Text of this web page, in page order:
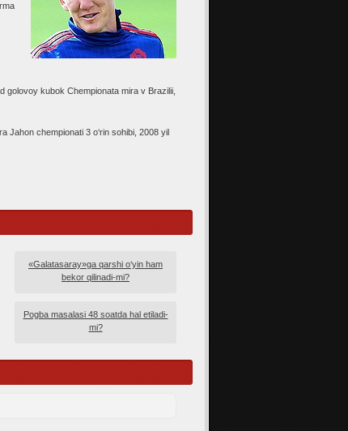
golovoy kubok Chempionata mira v Brazilii,
chempionati 3 o‘rin sohibi, 2008 yil
«Galatasaray»ga qarshi o‘yin ham
bekor qilinadi-mi?
Pogba masalasi 48 soatda hal etiladi-
mi?